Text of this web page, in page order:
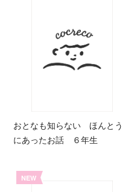
おとなも知らない ほんとう
にあったお話 ６年生
NEW